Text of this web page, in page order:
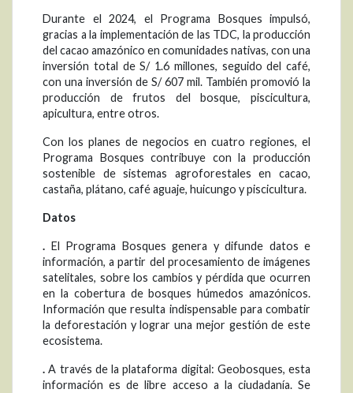
Durante el 2024, el Programa Bosques impulsó,
gracias a la implementación de las TDC, la producción
del cacao amazónico en comunidades nativas, con una
inversión total de S/ 1.6 millones, seguido del café,
con una inversión de S/ 607 mil. También promovió la
producción de frutos del bosque, piscicultura,
apicultura, entre otros.
Con los planes de negocios en cuatro regiones, el
Programa Bosques contribuye con la producción
sostenible de sistemas agroforestales en cacao,
castaña, plátano, café aguaje, huicungo y piscicultura.
Datos
. El Programa Bosques genera y difunde datos e
información, a partir del procesamiento de imágenes
satelitales, sobre los cambios y pérdida que ocurren
en la cobertura de bosques húmedos amazónicos.
Información que resulta indispensable para combatir
la deforestación y lograr una mejor gestión de este
ecosistema.
. A través de la plataforma digital: Geobosques, esta
información es de libre acceso a la ciudadanía. Se